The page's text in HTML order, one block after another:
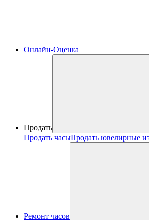
Онлайн-Оценка
Продать
Продать часыПродать ювелирные
Ремонт часов